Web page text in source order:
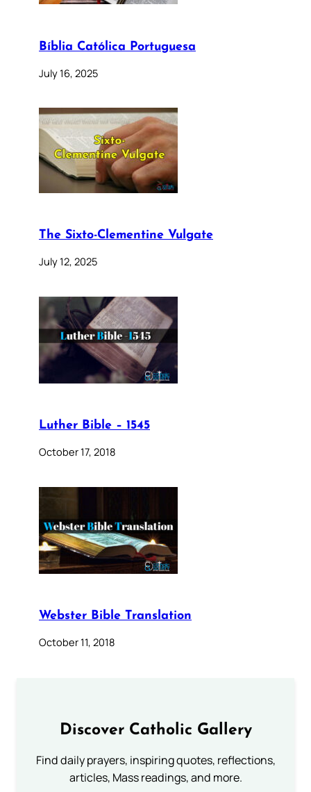
Bíblia Católica Portuguesa
July 16, 2025
The Sixto-Clementine Vulgate
July 12, 2025
Luther Bible – 1545
October 17, 2018
Webster Bible Translation
October 11, 2018
Discover Catholic Gallery
Find daily prayers, inspiring quotes, reflections,
articles, Mass readings, and more.